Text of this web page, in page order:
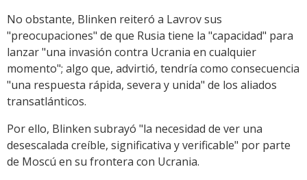
No obstante, Blinken reiteró a Lavrov sus
"preocupaciones" de que Rusia tiene la "capacidad" para
lanzar "una invasión contra Ucrania en cualquier
momento"; algo que, advirtió, tendría como consecuencia
"una respuesta rápida, severa y unida" de los aliados
transatlánticos.
Por ello, Blinken subrayó "la necesidad de ver una
desescalada creíble, significativa y verificable" por parte
de Moscú en su frontera con Ucrania.